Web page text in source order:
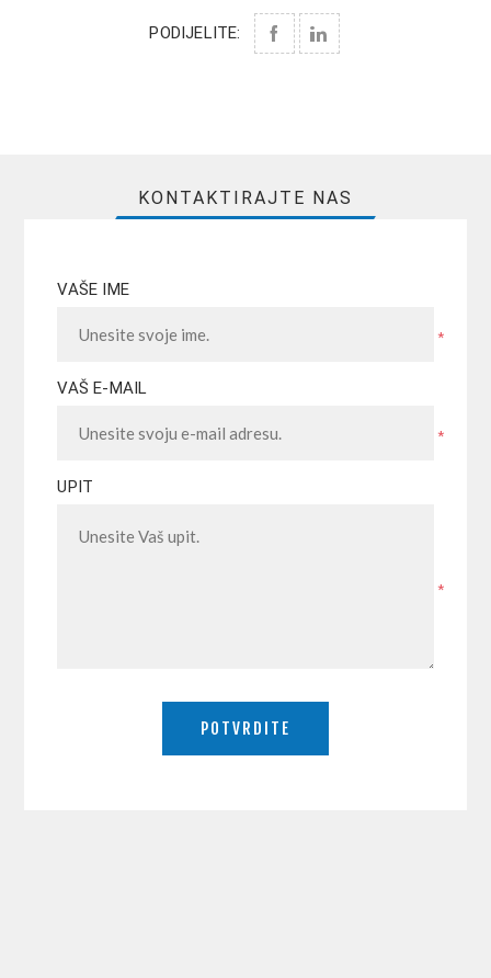
PODIJELITE:
KONTAKTIRAJTE NAS
VAŠE IME
*
VAŠ E-MAIL
*
UPIT
*